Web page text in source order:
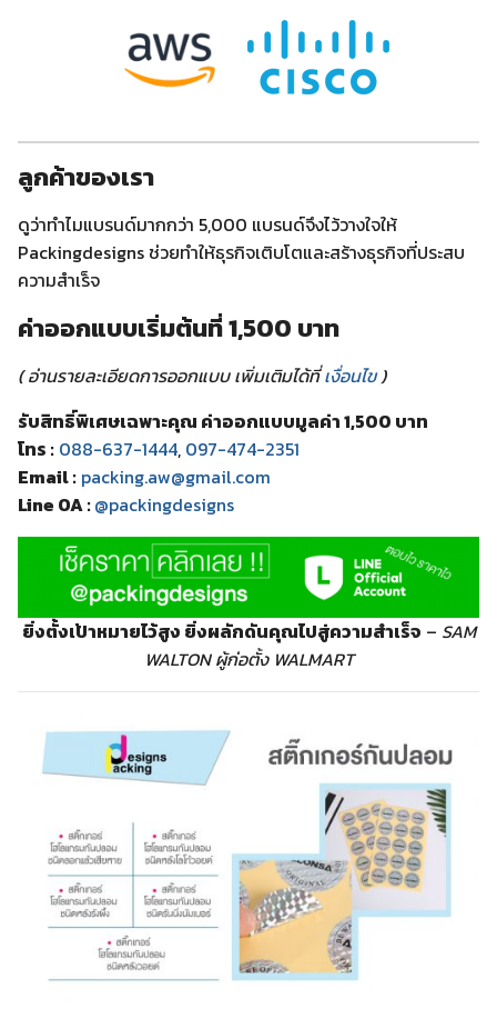
ลูกค้าของเรา
ดูว่าทำไมแบรนด์มากกว่า 5,000 แบรนด์จึงไว้วางใจให้
Packingdesigns ช่วยทำให้ธุรกิจเติบโตและสร้างธุรกิจที่ประสบ
ความสำเร็จ
ค่าออกแบบเริ่มต้นที่ 1,500 บาท
( อ่านรายละเอียดการออกแบบ เพิ่มเติมได้ที่เงื่อนไข)
รับสิทธิ์พิเศษเฉพาะคุณ ค่าออกแบบมูลค่า 1,500 บาท
โทร : 088-637-1444, 097-474-2351
Email : packing.aw@gmail.com
Line OA :@packingdesigns
ยิ่งตั้งเป้าหมายไว้สูง ยิ่งผลักดันคุณไปสู่ความสำเร็จ – SAM
WALTON ผู้ก่อตั้ง WALMART